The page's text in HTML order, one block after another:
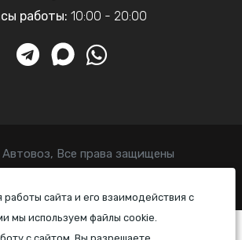
работы сайта и его взаимодействия с
мы используем файлы cookie.
работы: 10:00 - 20:00
Все права защищены